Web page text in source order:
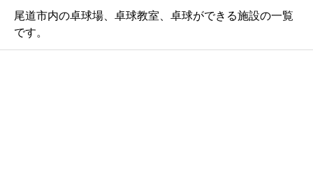
尾道市内の卓球場、卓球教室、卓球ができる施設の一覧
です。